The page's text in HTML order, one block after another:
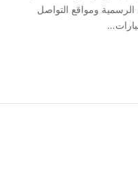
ومواقع التواصل